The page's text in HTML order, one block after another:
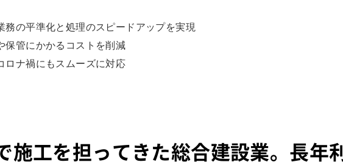
務の平準化と処理のスピードアップを実現
保管にかかるコストを削減
ロナ禍にもスムーズに対応
施工を担ってきた総合建設業。長年利